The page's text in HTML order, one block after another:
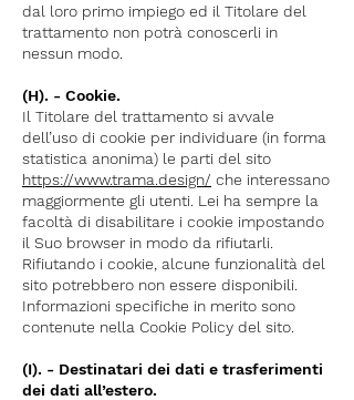
dal loro primo impiego ed il Titolare del
trattamento non potrà conoscerli in
nessun modo.
(H). - Cookie.
Il Titolare del trattamento si avvale
dell’uso di cookie per individuare (in forma
statistica anonima) le parti del sito
https://www.trama.design/ che interessano
maggiormente gli utenti. Lei ha sempre la
facoltà di disabilitare i cookie impostando
il Suo browser in modo da rifiutarli.
Rifiutando i cookie, alcune funzionalità del
sito potrebbero non essere disponibili.
Informazioni specifiche in merito sono
contenute nella Cookie Policy del sito.
(I). - Destinatari dei dati e trasferimenti
dei dati all’estero.